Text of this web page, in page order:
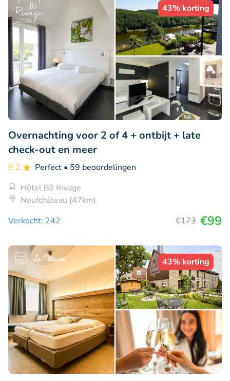
43% korting
Overnachting voor 2 of 4 + ontbijt + late
check-out en meer
9.2 Perfect • 59 beoordelingen
Hôtel Bô Rivage
Neufchâteau (47km)
Verkocht: 242
€173 €99
43% korting